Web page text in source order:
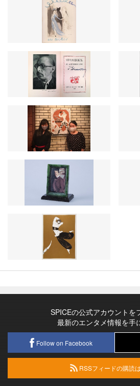
SPICEの公式アカウントを
最新のエンタメ情報を手
Follow on Facebook
RSSフィードの購読